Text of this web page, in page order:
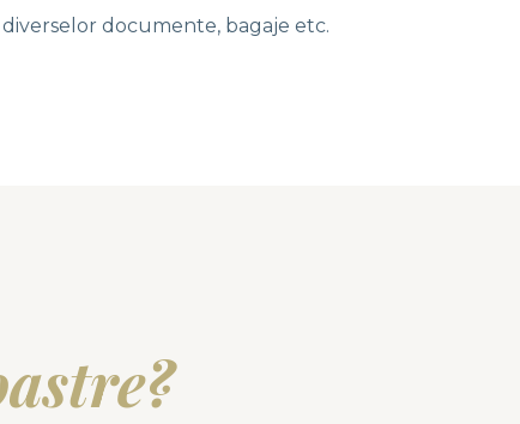
documente, bagaje etc.